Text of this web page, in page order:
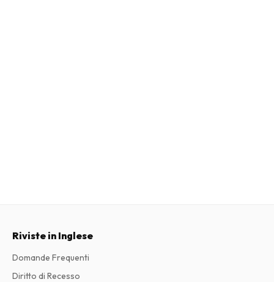
Riviste in Inglese
Domande Frequenti
Diritto di Recesso